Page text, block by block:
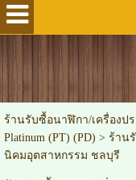
ร้านรับซื้อนาฬิกา/เครื่องป
Platinum (PT) (PD) > ร้าน
นิคมอุตสาหกรรม ชลบุรี